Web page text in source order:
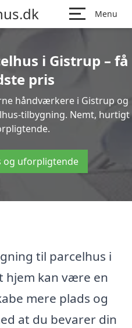
Menu
i Gistrup – få
pris
håndværkere i Gistrup og
tilbygning. Nemt, hurtigt
og uforpligtende
til parcelhus i
hjem kan være en
mere plads og
at du bevarer din